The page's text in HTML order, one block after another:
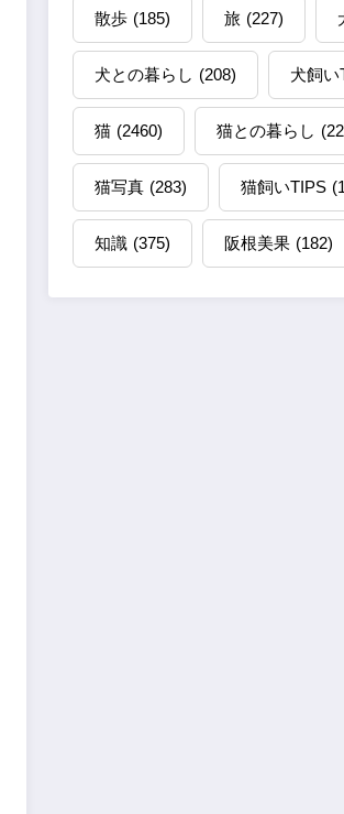
散歩 (185) 旅 (227)
犬との暮らし (208) 犬飼い
猫 (2460) 猫との暮らし
猫写真 (283) 猫飼いTIPS
知識 (375) 阪根美果 (182)